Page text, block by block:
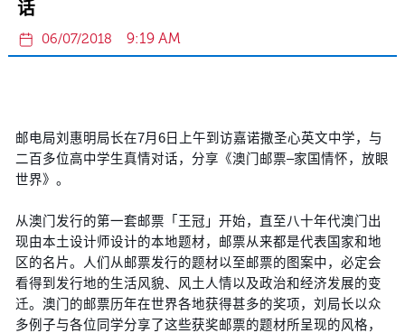
话
06/07/2018 9:19 AM
邮电局刘惠明局长在7月6日上午到访嘉诺撒圣心英文中学，与
二百多位高中学生真情对话，分享《澳门邮票–家国情怀，放眼
世界》。
从澳门发行的第一套邮票「王冠」开始，直至八十年代澳门出
现由本土设计师设计的本地题材，邮票从来都是代表国家和地
区的名片。人们从邮票发行的题材以至邮票的图案中，必定会
看得到发行地的生活风貌、风土人情以及政治和经济发展的变
迁。澳门的邮票历年在世界各地获得甚多的奖项，刘局长以众
多例子与各位同学分享了这些获奖邮票的题材所呈现的风格，